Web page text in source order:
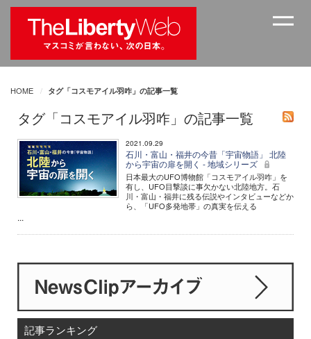
HOME タグ「コスモアイル羽咋」の記事一覧
タグ「コスモアイル羽咋」の記事一覧
2021.09.29
石川・富山・福井の今昔「宇宙物語」 北陸
から宇宙の扉を開く - 地域シリーズ
日本最大のUFO博物館「コスモアイル羽咋」を
有し、UFO目撃談に事欠かない北陸地方。石
川・富山・福井に残る伝説やインタビューなどか
ら、「UFO多発地帯」の真実を伝える
...
記事ランキング